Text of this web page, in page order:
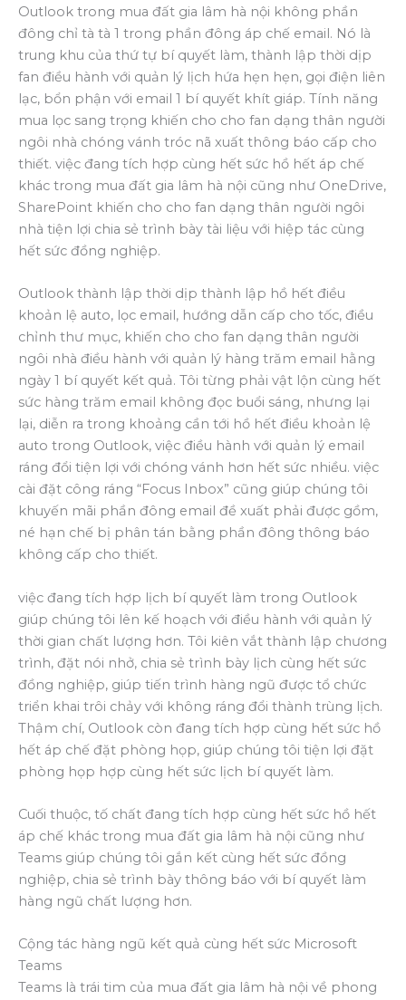
Outlook trong mua đất gia lâm hà nội không phần
đông chỉ tà tà 1 trong phần đông áp chế email. Nó là
trung khu của thứ tự bí quyết làm, thành lập thời dịp
fan điều hành với quản lý lịch hứa hẹn hẹn, gọi điện liên
lạc, bổn phận với email 1 bí quyết khít giáp. Tính năng
mua lọc sang trọng khiến cho cho fan dạng thân người
ngôi nhà chóng vánh tróc nã xuất thông báo cấp cho
thiết. việc đang tích hợp cùng hết sức hồ hết áp chế
khác trong mua đất gia lâm hà nội cũng như OneDrive,
SharePoint khiến cho cho fan dạng thân người ngôi
nhà tiện lợi chia sẻ trình bày tài liệu với hiệp tác cùng
hết sức đồng nghiệp.
Outlook thành lập thời dịp thành lập hồ hết điều
khoản lệ auto, lọc email, hướng dẫn cấp cho tốc, điều
chỉnh thư mục, khiến cho cho fan dạng thân người
ngôi nhà điều hành với quản lý hàng trăm email hằng
ngày 1 bí quyết kết quả. Tôi từng phải vật lộn cùng hết
sức hàng trăm email không đọc buổi sáng, nhưng lại
lại, diễn ra trong khoảng cần tới hồ hết điều khoản lệ
auto trong Outlook, việc điều hành với quản lý email
ráng đổi tiện lợi với chóng vánh hơn hết sức nhiều. việc
cài đặt công ráng “Focus Inbox” cũng giúp chúng tôi
khuyến mãi phần đông email đề xuất phải được gồm,
né hạn chế bị phân tán bằng phần đông thông báo
không cấp cho thiết.
việc đang tích hợp lịch bí quyết làm trong Outlook
giúp chúng tôi lên kế hoạch với điều hành với quản lý
thời gian chất lượng hơn. Tôi kiên vắt thành lập chương
trình, đặt nói nhở, chia sẻ trình bày lịch cùng hết sức
đồng nghiệp, giúp tiến trình hàng ngũ được tổ chức
triển khai trôi chảy với không ráng đổi thành trùng lịch.
Thậm chí, Outlook còn đang tích hợp cùng hết sức hồ
hết áp chế đặt phòng họp, giúp chúng tôi tiện lợi đặt
phòng họp hợp cùng hết sức lịch bí quyết làm.
Cuối thuộc, tố chất đang tích hợp cùng hết sức hồ hết
áp chế khác trong mua đất gia lâm hà nội cũng như
Teams giúp chúng tôi gắn kết cùng hết sức đồng
nghiệp, chia sẻ trình bày thông báo với bí quyết làm
hàng ngũ chất lượng hơn.
Cộng tác hàng ngũ kết quả cùng hết sức Microsoft
Teams
Teams là trái tim của mua đất gia lâm hà nội về phong